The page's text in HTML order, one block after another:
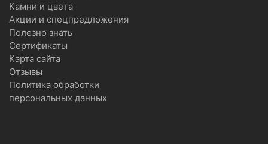
Камни и цвета
Акции и спецпредложения
Полезно знать
Сертификаты
Карта сайта
Отзывы
Политика обработки
персональных данных